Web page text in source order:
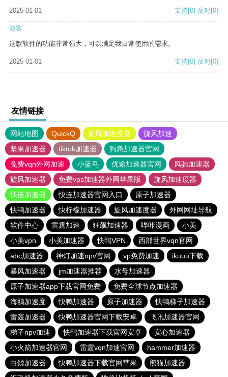
2025-01-01 支持[0] 反对[0]
游客
这款软件的功能非常强大，可以满足我日常使用的需求。
2025-01-01 支持[0] 反对[0]
友情链接
网站地图 QuickQ 旋风加速度器
旋风加速
坚果加速器
tiktok加速器
狗急加速器官网
免费vqn外网加速
小蓝鸟 优途加速器官网
风驰加速器
旋风加速器
免费vps加速器外网苹果版
旋风加速度器
快连加速器
快连加速器官网入口
原子加速器
快鸭加速器
快柠檬加速器 旋风加速度器
外网网址导航
软件中心
雷霆加速 狂飙加速器 哔咔漫画
小美
小美vpn
小美加速器 快鸭VPN
西部世界vqn官网
abc加速器
神灯加速npv官网 vp免费加速
ikuuu下载
暴风加速器
jm加速器推荐
水母加速器
原子加速器app下载官网免费
免费全球节点加速器
海鸥加速度
快鸭加速器 原子加速器
快鸭梯子加速器
雷轰加速器
快鸭加速器官网下载安卓
飞讯加速器官网
梯子npv加速
快鸭加速器下载官网安卓
安心加速器
小火箭加速器官网
雷霆vqn加速官网
hammer加速器
白鲸加速器
快鸭加速器下载官网苹果
熊猫加速器